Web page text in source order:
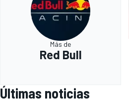
Más de
Red Bull
Últimas noticias